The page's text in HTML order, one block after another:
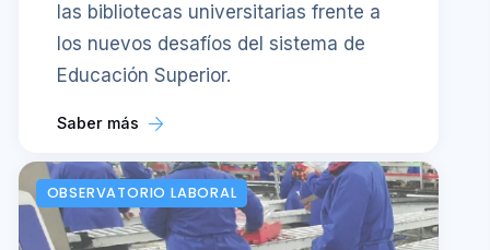
las bibliotecas universitarias frente a
los nuevos desafíos del sistema de
Educación Superior.
Saber más
OBSERVATORIO LABORAL